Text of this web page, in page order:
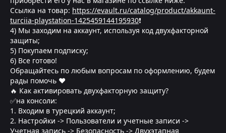
Ссылка на товар: https://evault.ru/catalog/product/akkaunt-
turciia-playstation-1425459144195930❗
4) Мы заходим на аккаунт, используя код двухфакторной
защиты;
5) Покупаем подписку;
6) Все готово!
Обращайтесь по любым вопросам по оформлению, будем
рады помочь ❤
🔥 Как активировать двухфакторную защиту?
✅на консоли:
1. Входим в турецкий аккаунт;
2. Настройки -> Пользователи и учетные записи ->
Учетная запись -> Безопасность -> Двухэтапная